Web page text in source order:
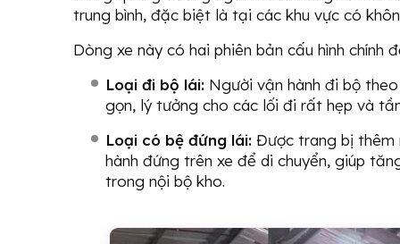
trung bình, đặc biệt là tại các khu vực có
Dòng xe này có hai phiên bản cấu hình chính
Loại đi bộ lái: Người vận hành đi bộ
gọn, lý tưởng cho các lối đi rất hẹp và
Loại có bệ đứng lái: Được trang bị thêm
hành đứng trên xe để di chuyển, giúp
trong nội bộ kho.